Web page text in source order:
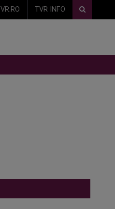
TVR INFO